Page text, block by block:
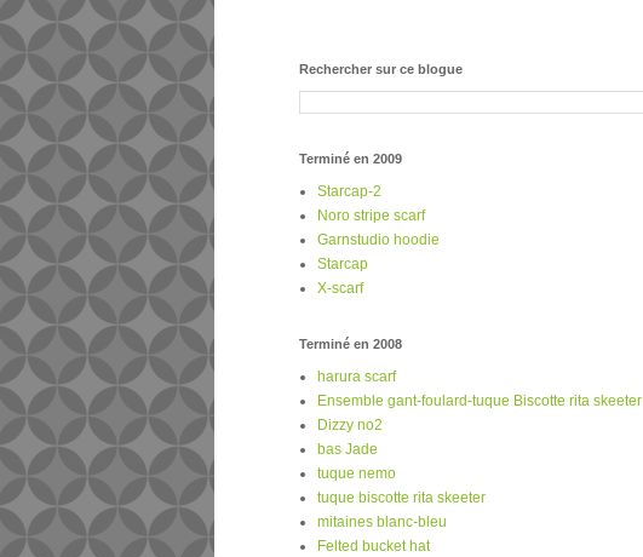
Rechercher sur ce blogue
Terminé en 2009
Starcap-2
Noro stripe scarf
Garnstudio hoodie
Starcap
X-scarf
Terminé en 2008
harura scarf
Ensemble gant-foulard-tuque Biscotte rita skeeter
Dizzy no2
bas Jade
tuque nemo
tuque biscotte rita skeeter
mitaines blanc-bleu
Felted bucket hat